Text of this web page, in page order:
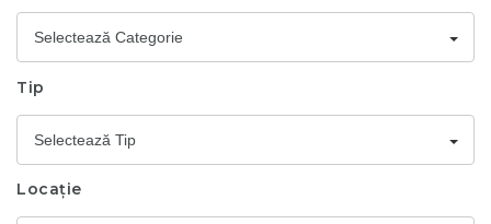
Selectează Categorie
Tip
Selectează Tip
Locație